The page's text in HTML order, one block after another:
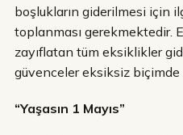
boşlukların giderilmesi için
toplanması gerekmektedir.
zayıflatan tüm eksiklikler
güvenceler eksiksiz biçimde
“Yaşasın 1 Mayıs”